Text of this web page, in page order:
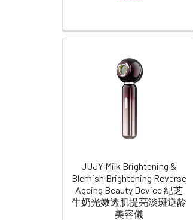
JUJY Milk Brightening &
Blemish Brightening Reverse
Ageing Beauty Device 紀芝
牛奶光嫩透肌提亮淡斑逆龄
美容儀